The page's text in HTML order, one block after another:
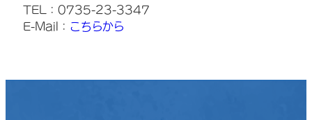
TEL：0735-23-3347
E-Mail： こちらから